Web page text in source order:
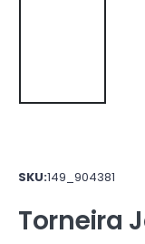
SKU:149_904381
Torneira